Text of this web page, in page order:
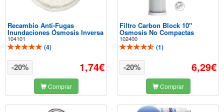
Recambio Anti-Fugas
Inundaciones Ósmosis Inversa
104101
(4)
1,74€
-20%
Comprar
Filtro Carbon Block 10"
Osmosis No Compactas
102400
(1)
6,29€
-20%
Comprar